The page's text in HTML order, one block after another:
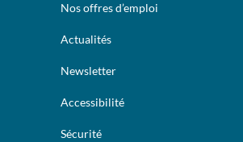
Nos offres d’emploi
Actualités
Newsletter
Accessibilité
Sécurité